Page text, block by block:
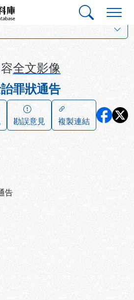
料庫
全文影像
罪狀通告
勘誤意見
複製連結
告